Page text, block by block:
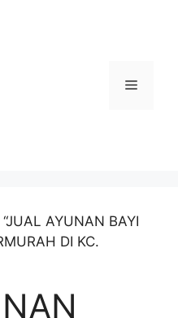
Menu
AYUNAN BAYI
DI KC.